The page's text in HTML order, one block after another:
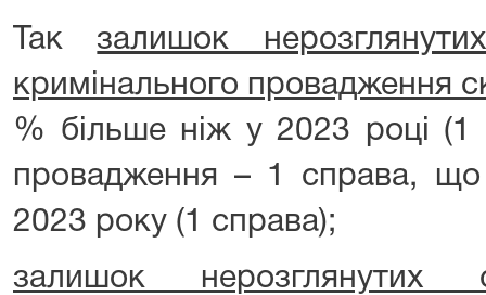
Так залишок
кримінального провадження
% більше ніж у 2023 році (1
провадження – 1 справа, що
2023 року (1 справа);
залишок нерозглянутих